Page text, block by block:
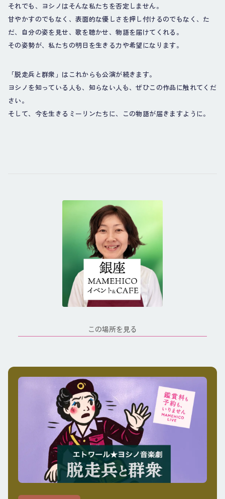
それでも、ヨシノはそんな私たちを否定しません。
甘やかすのでもなく、表面的な優しさを押し付けるのでもなく、た
だ、自分の姿を見せ、歌を聴かせ、物語を届けてくれる。
その姿勢が、私たちの明日を生きる力や希望になります。
「脱走兵と群衆」はこれからも公演が続きます。
ヨシノを知っている人も、知らない人も、ぜひこの作品に触れてくだ
さい。
そして、今を生きるミーリンたちに、この物語が届きますように。
この場所を見る